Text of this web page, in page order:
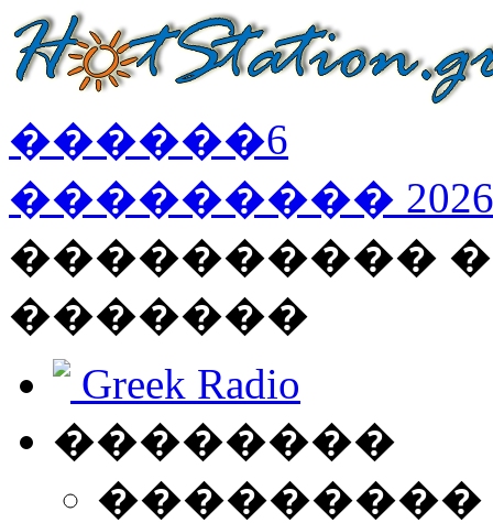
������6
��������� 2026
����������
�������
Greek Radio
��������